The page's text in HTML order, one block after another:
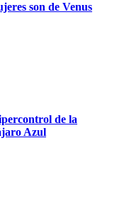
son de Venus
de la
Azul